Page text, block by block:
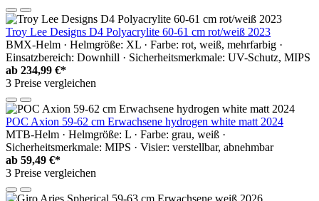
Troy Lee Designs D4 Polyacrylite 60-61 cm rot/weiß 2023
BMX-Helm · Helmgröße: XL · Farbe: rot, weiß, mehrfarbig ·
Einsatzbereich: Downhill · Sicherheitsmerkmale: UV-Schutz, MIPS
ab 234,99 €*
3 Preise vergleichen
POC Axion 59-62 cm Erwachsene hydrogen white matt 2024
MTB-Helm · Helmgröße: L · Farbe: grau, weiß ·
Sicherheitsmerkmale: MIPS · Visier: verstellbar, abnehmbar
ab 59,49 €*
3 Preise vergleichen